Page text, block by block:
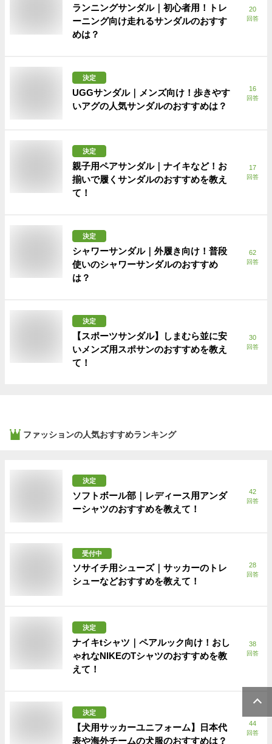
ランニングサンダル｜初心者用！トレ
ーニング向け走れるサンダルのおすす
めは？
20
回答
決定
UGGサンダル｜メンズ向け！歩きやす
いアグの人気サンダルのおすすめは？
16
回答
決定
親子用ペアサンダル｜ナイキなど！お
揃いで履くサンダルのおすすめを教え
て！
17
回答
決定
シャワーサンダル｜外履き向け！普段
使いのシャワーサンダルのおすすめ
は？
62
回答
決定
【スポーツサンダル】しまむら並に安
いメンズ用スポサンのおすすめを教え
て！
30
回答
ファッションの人気おすすめランキング
決定
ソフトボール部｜レディース用アンダ
ーシャツのおすすめを教えて！
42
回答
受付中
ソサイチ用シューズ｜サッカーのトレ
シューなどおすすめを教えて！
28
回答
決定
ナイキtシャツ｜ペアルック向け！おし
ゃれなNIKEのTシャツのおすすめを教
えて！
38
回答
決定
【犬用サッカーユニフォーム】日本代
表や海外チームの犬服のおすすめは？
44
回答